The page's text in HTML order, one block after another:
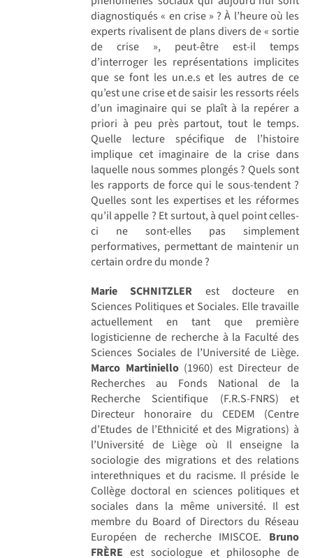
diagnostiqués « en crise » ? À l’heure où les
experts rivalisent de plans divers de « sortie
de crise », peut-être est-il temps
d’interroger les représentations implicites
que se font les un.e.s et les autres de ce
qu’est une crise et de saisir les ressorts réels
d’un imaginaire qui se plaît à la repérer a
priori à peu près partout, tout le temps.
Quelle lecture spécifique de l’histoire
implique cet imaginaire de la crise dans
laquelle nous sommes plongés ? Quels sont
les rapports de force qui le sous-tendent ?
Quelles sont les expertises et les réformes
qu’il appelle ? Et surtout, à quel point celles-
ci ne sont-elles pas simplement
performatives, permettant de maintenir un
certain ordre du monde ?
Marie SCHNITZLER est docteure en
Sciences Politiques et Sociales. Elle travaille
actuellement en tant que première
logisticienne de recherche à la Faculté des
Sciences Sociales de l’Université de Liège.
Marco Martiniello(1960) est Directeur de
Recherches au Fonds National de la
Recherche Scientifique (F.R.S-FNRS) et
Directeur honoraire du CEDEM (Centre
d’Etudes de l’Ethnicité et des Migrations) à
l’Université de Liège où Il enseigne la
sociologie des migrations et des relations
interethniques et du racisme. Il préside le
Collège doctoral en sciences politiques et
sociales dans la même université. Il est
membre du Board of Directors du Réseau
Européen de recherche IMISCOE. Bruno
FRÈRE est sociologue et philosophe de